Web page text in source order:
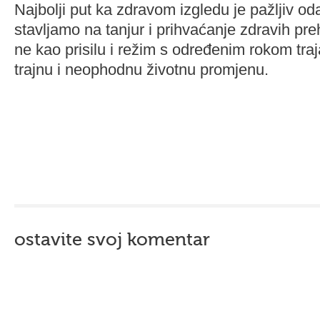
Najbolji put ka zdravom izgledu je pažljiv
stavljamo na tanjur i prihvaćanje zdravih
ne kao prisilu i režim s određenim rokom
trajnu i neophodnu životnu promjenu.
ostavite svoj komentar